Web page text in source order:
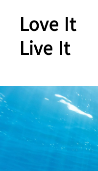
Love It
Live It